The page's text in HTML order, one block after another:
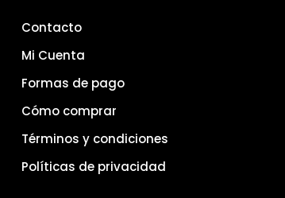
Contacto
Mi Cuenta
Formas de pago
Cómo comprar
Términos y condiciones
Políticas de privacidad